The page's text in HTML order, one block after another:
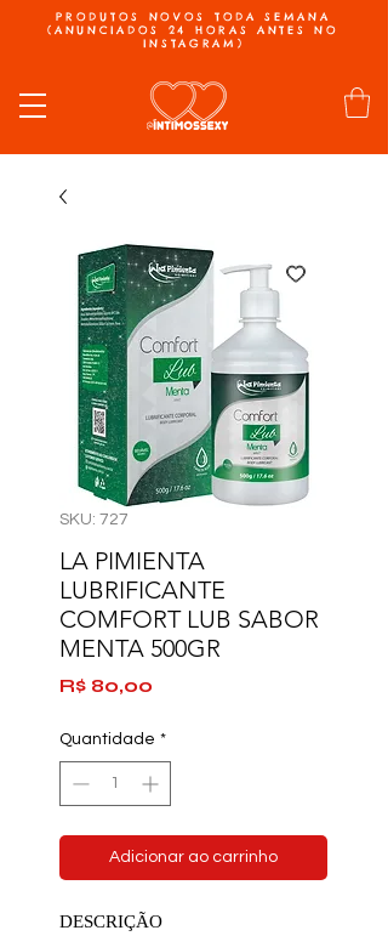
PRODUTOS NOVOS TODA SEMANA
(ANUNCIADOS 24 HORAS ANTES NO
INSTAGRAM)
SKU: 727
LA PIMIENTA
LUBRIFICANTE
COMFORT LUB SABOR
MENTA 500GR
R$ 80,00
Quantidade *
Adicionar ao carrinho
DESCRIÇÃO